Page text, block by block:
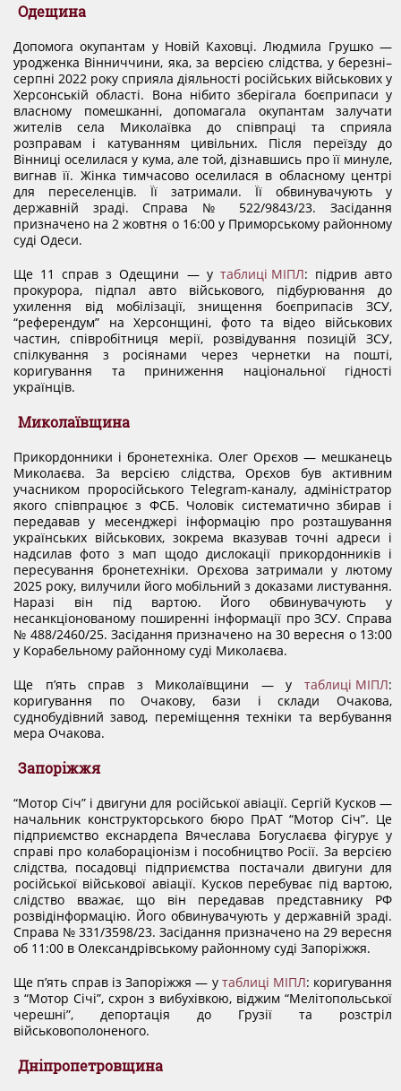
Одещина
Допомога окупантам у Новій Каховці. Людмила Грушко —
уродженка Вінниччини, яка, за версією слідства, у березні–
серпні 2022 року сприяла діяльності російських військових у
Херсонській області. Вона нібито зберігала боєприпаси у
власному помешканні, допомагала окупантам залучати
жителів села Миколаївка до співпраці та сприяла
розправам і катуванням цивільних. Після переїзду до
Вінниці оселилася у кума, але той, дізнавшись про її минуле,
вигнав її. Жінка тимчасово оселилася в обласному центрі
для переселенців. Її затримали. Її обвинувачують у
державній зраді. Справа № 522/9843/23. Засідання
призначено на 2 жовтня о 16:00 у Приморському районному
суді Одеси.
Ще 11 справ з Одещини — у таблиці МІПЛ: підрив авто
прокурора, підпал авто військового, підбурювання до
ухилення від мобілізації, знищення боєприпасів ЗСУ,
“референдум” на Херсонщині, фото та відео військових
частин, співробітниця мерії, розвідування позицій ЗСУ,
спілкування з росіянами через чернетки на пошті,
коригування та приниження національної гідності
українців.
Миколаївщина
Прикордонники і бронетехніка. Олег Орєхов — мешканець
Миколаєва. За версією слідства, Орєхов був активним
учасником проросійського Telegram-каналу, адміністратор
якого співпрацює з ФСБ. Чоловік систематично збирав і
передавав у месенджері інформацію про розташування
українських військових, зокрема вказував точні адреси і
надсилав фото з мап щодо дислокації прикордонників і
пересування бронетехніки. Орєхова затримали у лютому
2025 року, вилучили його мобільний з доказами листування.
Наразі він під вартою. Його обвинувачують у
несанкціонованому поширенні інформації про ЗСУ. Справа
№ 488/2460/25. Засідання призначено на 30 вересня о 13:00
у Корабельному районному суді Миколаєва.
Ще п’ять справ з Миколаївщини — у таблиці МІПЛ:
коригування по Очакову, бази і склади Очакова,
суднобудівний завод, переміщення техніки та вербування
мера Очакова.
Запоріжжя
“Мотор Січ” і двигуни для російської авіації. Сергій Кусков —
начальник конструкторського бюро ПрАТ “Мотор Січ”. Це
підприємство екснардепа Вячеслава Богуслаєва фігурує у
справі про колабораціонізм і пособництво Росії. За версією
слідства, посадовці підприємства постачали двигуни для
російської військової авіації. Кусков перебуває під вартою,
слідство вважає, що він передавав представнику РФ
розвідінформацію. Його обвинувачують у державній зраді.
Справа № 331/3598/23. Засідання призначено на 29 вересня
об 11:00 в Олександрівському районному суді Запоріжжя.
Ще п’ять справ із Запоріжжя — у таблиці МІПЛ: коригування
з “Мотор Січі”, схрон з вибухівкою, віджим “Мелітопольської
черешні”, депортація до Грузії та розстріл
військовополоненого.
Дніпропетровщина